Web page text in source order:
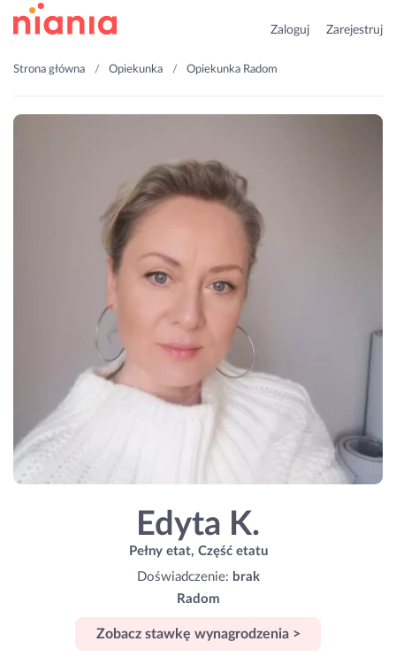
Zaloguj Zarejestruj
Strona główna Opiekunka Opiekunka Radom
Edyta K.
Pełny etat, Część etatu
Doświadczenie: brak
Radom
Zobacz stawkę wynagrodzenia >